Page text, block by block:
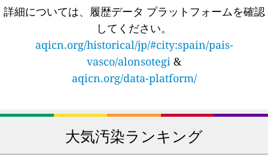
詳細については、履歴データ プラットフォームを確認
してください。
aqicn.org/historical/jp/#city:spain/pais-
vasco/alonsotegi &
aqicn.org/data-platform/
大気汚染ランキング